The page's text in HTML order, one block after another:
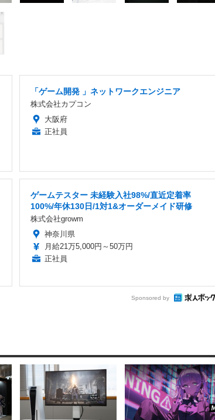
「ゲーム開発 」ネットワークエンジニア
株式会社カプコン
大阪府
正社員
ゲームテスター 未経験入社98%/直近定着率
100%/年休130日/1対1&オーダーメイド研修
株式会社growm
神奈川県
月給21万5,000円～50万円
正社員
Sponsored by